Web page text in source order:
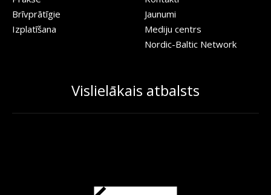
Brīvprātīgie
Izplatīšana
Jaunumi
Mediju centrs
Nordic-Baltic Network
Vislielākais atbalsts